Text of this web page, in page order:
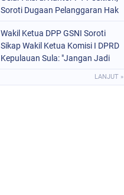
Soroti Dugaan Pelanggaran Hak
Wakil Ketua DPP GSNI Soroti
Sikap Wakil Ketua Komisi I DPRD
Kepulauan Sula: "Jangan Jadi
LANJUT »